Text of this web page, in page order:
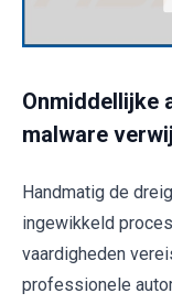
Onmiddellijke
malware
Handmatig de
ingewikkeld
vaardigheden
professionele